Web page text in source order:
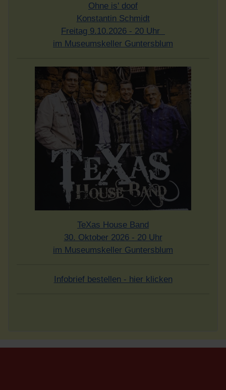
Ohne is' doof
Konstantin Schmidt
Freitag 9.10.2026 - 20 Uhr
im Museumskeller Guntersblum
TeXas House Band
30. Oktober 2026 - 20 Uhr
im Museumskeller Guntersblum
Infobrief bestellen - hier klicken